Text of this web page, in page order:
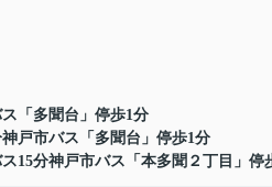
「多聞台」停歩1分
戸市バス「多聞台」停歩1分
15分神戸市バス「本多聞２丁目」停